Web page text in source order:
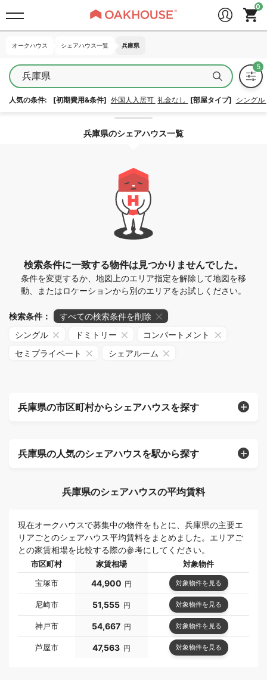
オークハウス シェアハウス一覧 兵庫県
兵庫県
人気の条件: [初期費用&条件] 外国人入居可 礼金なし [部屋タイプ] シングル
エリア指定を解除する
兵庫県のシェアハウス一覧
検索条件に一致する物件は見つかりませんでした。
条件を変更するか、地図上のエリア指定を解除して地図を移
動、またはロケーションから別のエリアをお試しください。
検索条件：
すべての検索条件を削除
シングル
ドミトリー
コンパートメント
セミプライベート
シェアルーム
兵庫県の市区町村からシェアハウスを探す
兵庫県の人気のシェアハウスを駅から探す
兵庫県のシェアハウスの平均賃料
現在オークハウスで募集中の物件をもとに、兵庫県の主要エ
リアごとのシェアハウス平均賃料をまとめました。エリアご
との家賃相場を比較する際の参考にしてください。
市区町村 家賃相場
対象物件
宝塚市
44,900 円 対象物件を見る
尼崎市 51,555 円 対象物件を見る
神戸市 54,667 円 対象物件を見る
芦屋市 47,563 円 対象物件を見る
オークハウス シェアハウス一覧 兵庫県